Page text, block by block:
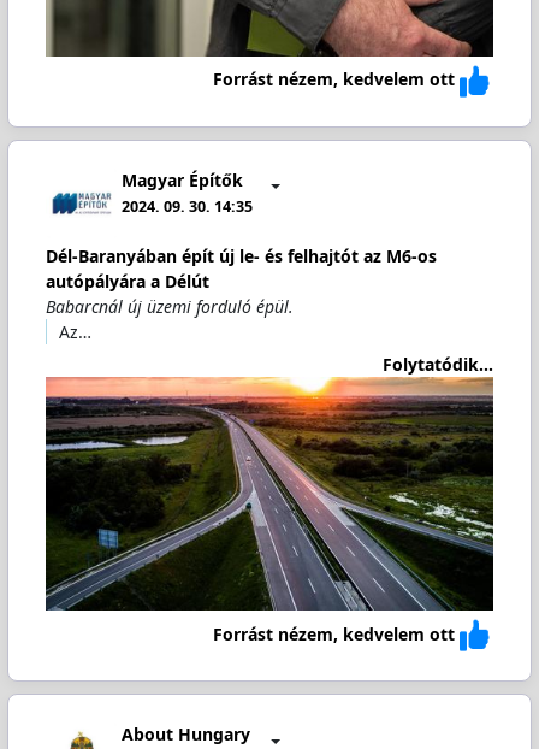
Forrást nézem, kedvelem ott
Magyar Építők
2024. 09. 30. 14:35
Dél-Baranyában épít új le- és felhajtót az M6-os
autópályára a Délút
Babarcnál új üzemi forduló épül.
Az…
Folytatódik...
Forrást nézem, kedvelem ott
About Hungary